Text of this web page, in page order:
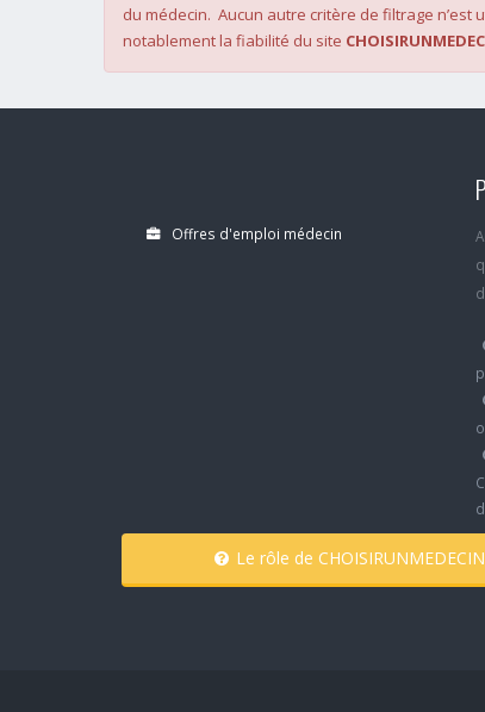
du médecin. Aucun autre critère de filtrage
notablement la fiabilité du site
Offres d'emploi médecin
Le rôle de